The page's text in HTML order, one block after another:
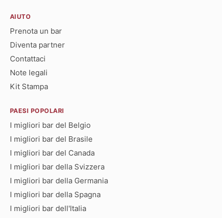
AIUTO
Prenota un bar
Diventa partner
Contattaci
Note legali
Kit Stampa
PAESI POPOLARI
I migliori bar del Belgio
I migliori bar del Brasile
I migliori bar del Canada
I migliori bar della Svizzera
I migliori bar della Germania
I migliori bar della Spagna
I migliori bar dell'Italia